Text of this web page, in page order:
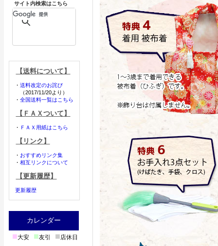
サイト内検索はこちら
【送料について】
・ 送料改定のお詫び
（2017/11/20より）
・ 全国送料一覧はこちら
【ＦＡＸついて】
・ ＦＡＸ用紙はこちら
【リンク】
・ おすすめリンク集
・ 相互リンクについて
【更新履歴】
更新履歴
カレンダー
■大安 ■友引 ■店休日